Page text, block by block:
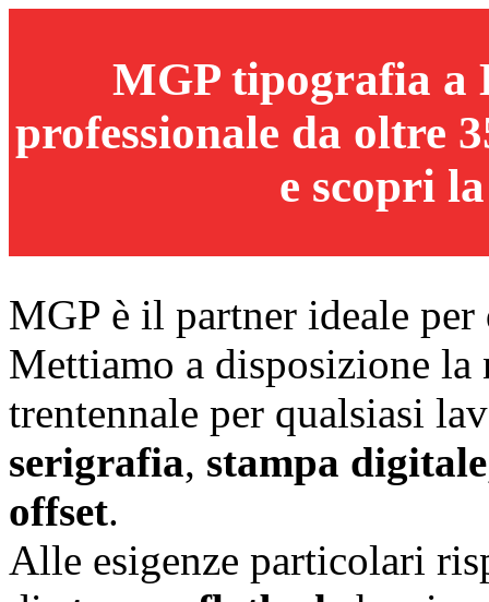
MGP tipografia a
professionale da oltre
e scopri
MGP è il partner ideale
Mettiamo a disposizione la
trentennale per qualsiasi
serigrafia, stampa digitale
offset.
Alle esigenze particolari